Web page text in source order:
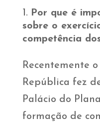
Por que é
sobre o
competência
Recentemente
República fez
Palácio do
formação de